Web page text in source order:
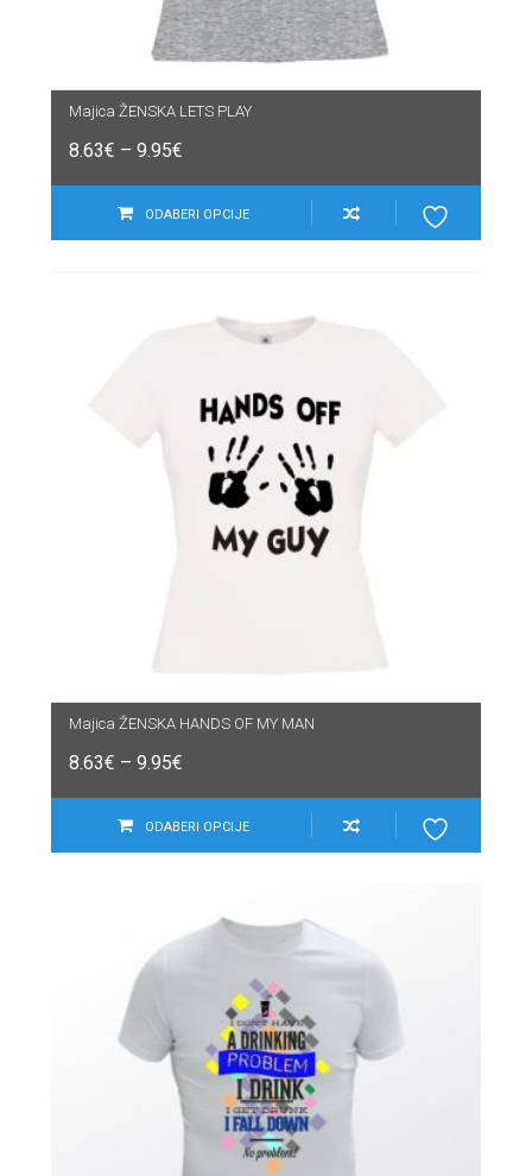
Majica ŽENSKA LETS PLAY
8.63€ – 9.95€
ODABERI OPCIJE
Majica ŽENSKA HANDS OF MY MAN
8.63€ – 9.95€
ODABERI OPCIJE